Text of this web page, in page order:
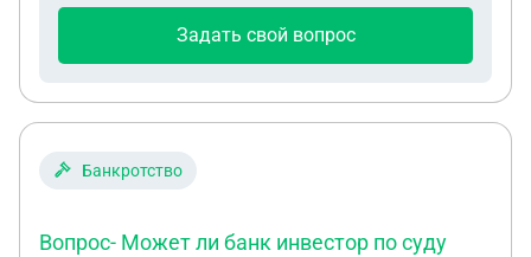
Задать свой вопрос
Банкротство
Вопрос- Может ли банк инвестор по суду